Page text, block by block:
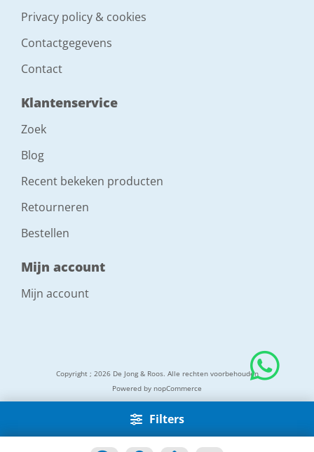
Filters
Privacy policy & cookies
Contactgegevens
Contact
Klantenservice
Zoek
Blog
Recent bekeken producten
Retourneren
Bestellen
Mijn account
Mijn account
Copyright ; 2026 De Jong & Roos. Alle rechten voorbehouden
Powered by nopCommerce